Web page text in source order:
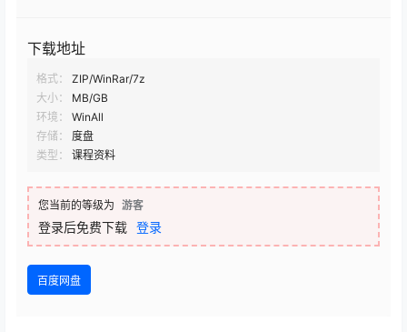
下载地址
格式：
ZIP/WinRar/7z
大小：
MB/GB
环境：
WinAll
存储：
度盘
类型：
课程资料
您当前的等级为 游客
登录后免费下载 登录
百度网盘